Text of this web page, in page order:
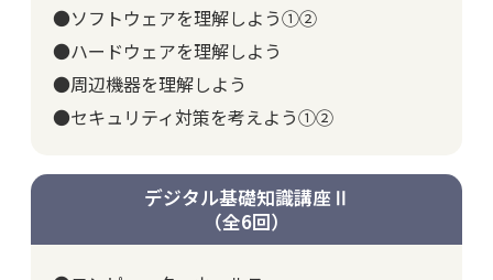
●ソフトウェアを理解しよう①②
●ハードウェアを理解しよう
●周辺機器を理解しよう
●セキュリティ対策を考えよう①②
デジタル基礎知識講座Ⅱ
（全6回）